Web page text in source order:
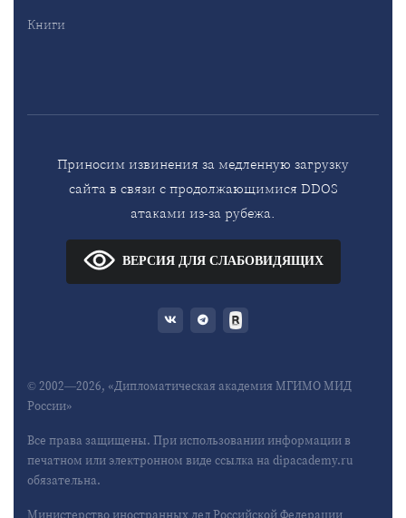
Книги
Приносим извинения за медленную загрузку
сайта в связи с продолжающимися DDOS
атаками из-за рубежа.
ВЕРСИЯ ДЛЯ СЛАБОВИДЯЩИХ
© 2002—2026, «Дипломатическая академия МГИМО МИД
России»
Все права защищены. При использовании информации в
печатном или электронном виде ссылка на dipacademy.ru
обязательна.
Министерство иностранных дел Российской Федерации